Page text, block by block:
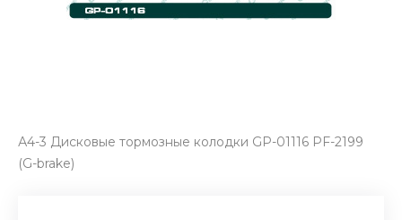
А4-3 Дисковые тормозные колодки GP-01116 PF-2199
(G-brake)